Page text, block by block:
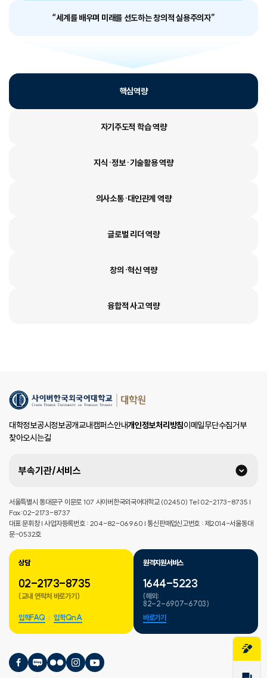
“세계를 배우며 미래를 선도하는 창의적 실용주의자”
핵심역량
자기주도적 학습 역량
지식·정보·기술활용 역량
의사소통·대인관계 역량
글로벌 리더 역량
창의·혁신 역량
융합적 사고 역량
대학정보공시정보공개교내캠퍼스안내개인정보처리방침이메일무단수집거부
찾아오시는길
부속기관/서비스
서울특별시 동대문구 이문로 107 사이버한국외국어대학교 (02450) Tel:02-2173-8735 |
Fax:02-2173-8737
대표:문휘창 | 사업자등록번호 : 204-82-06960 | 통신판매업신고번호 : 제2014-서울동대
문-0532호
상담
02-2173-8735
(교내 연락처 바로가기)
입학FAQ 입학QnA
원격지원서비스
1644-5223
(해외:
82-2-6907-6703)
바로가기